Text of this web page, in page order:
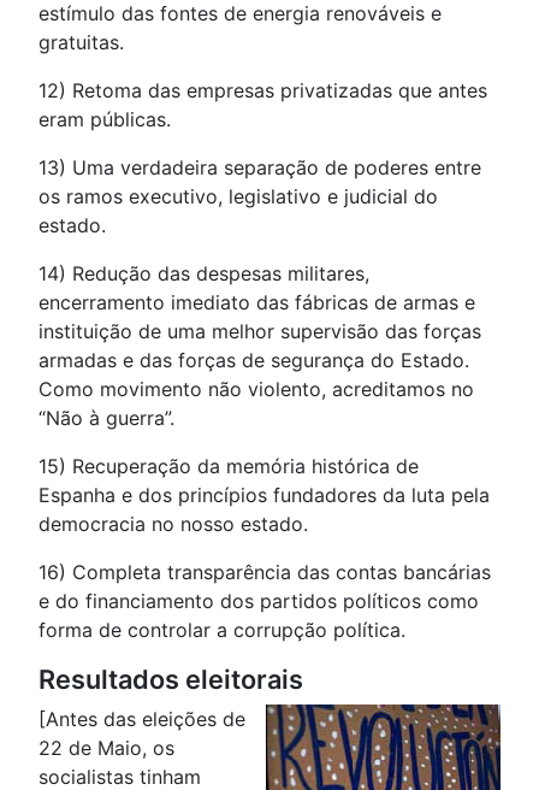
estímulo das fontes de energia renováveis e
gratuitas.
12) Retoma das empresas privatizadas que antes
eram públicas.
13) Uma verdadeira separação de poderes entre
os ramos executivo, legislativo e judicial do
estado.
14) Redução das despesas militares,
encerramento imediato das fábricas de armas e
instituição de uma melhor supervisão das forças
armadas e das forças de segurança do Estado.
Como movimento não violento, acreditamos no
“Não à guerra”.
15) Recuperação da memória histórica de
Espanha e dos princípios fundadores da luta pela
democracia no nosso estado.
16) Completa transparência das contas bancárias
e do financiamento dos partidos políticos como
forma de controlar a corrupção política.
Resultados eleitorais
[Antes das eleições de
22 de Maio, os
socialistas tinham